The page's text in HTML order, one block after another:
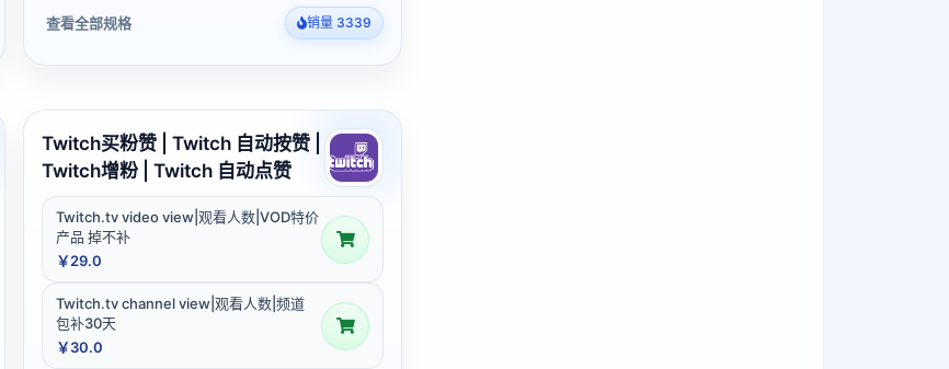
查看全部规格 销量 3339
Twitch买粉赞 | Twitch 自动按赞 |
Twitch增粉 | Twitch 自动点赞
Twitch.tv video view|观看人数|VOD特价
产品 掉不补
￥29.0
Twitch.tv channel view|观看人数|频道
包补30天
￥30.0